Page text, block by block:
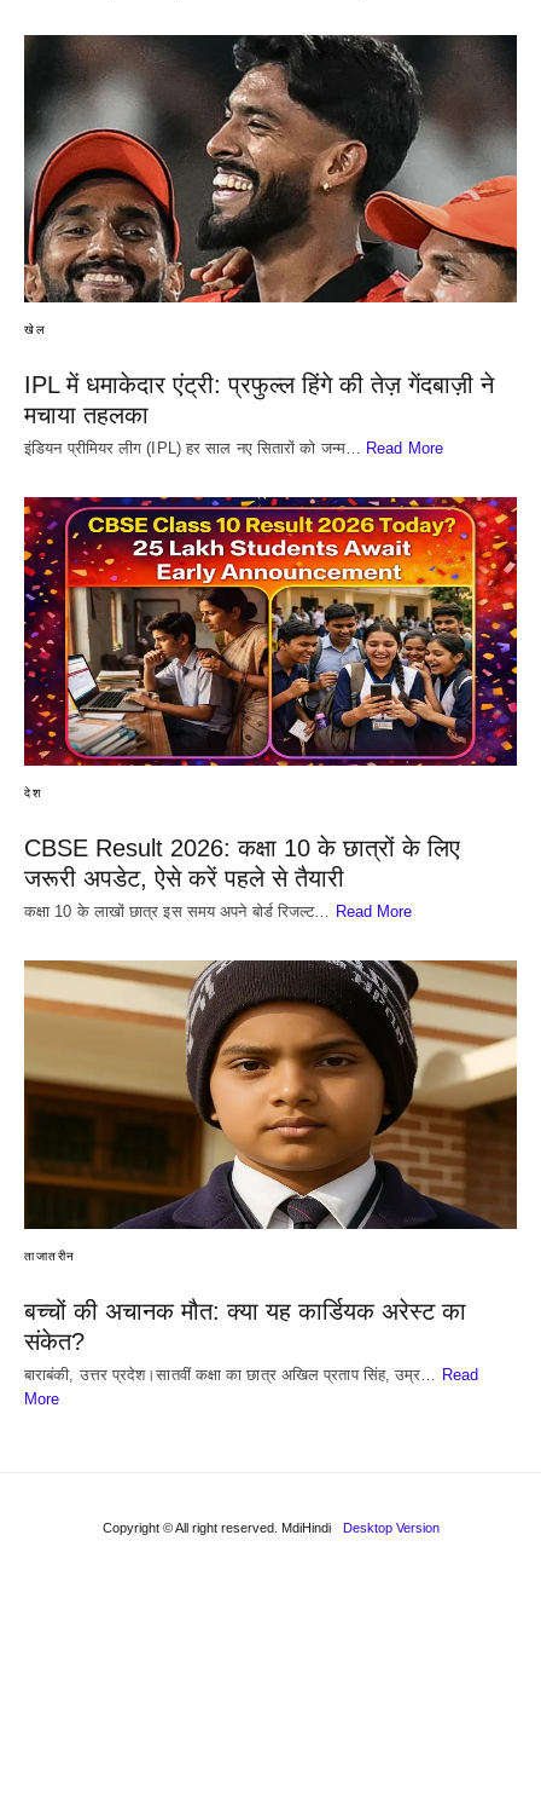
खेल
IPL में धमाकेदार एंट्री: प्रफुल्ल हिंगे की तेज़ गेंदबाज़ी ने
मचाया तहलका
इंडियन प्रीमियर लीग (IPL) हर साल नए सितारों को जन्म… Read More
देश
CBSE Result 2026: कक्षा 10 के छात्रों के लिए
जरूरी अपडेट, ऐसे करें पहले से तैयारी
कक्षा 10 के लाखों छात्र इस समय अपने बोर्ड रिजल्ट… Read More
ताजातरीन
बच्चों की अचानक मौत: क्या यह कार्डियक अरेस्ट का
संकेत?
बाराबंकी, उत्तर प्रदेश।सातवीं कक्षा का छात्र अखिल प्रताप सिंह, उम्र…
Read
More
Copyright © All right reserved. MdiHindi Desktop Version